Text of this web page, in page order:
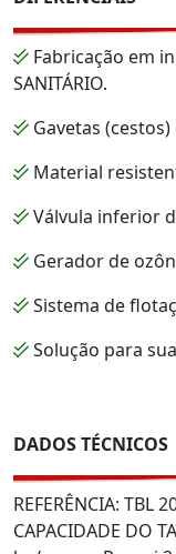
Fabricação em
SANITÁRIO.
Gavetas
Material
Válvula inferior
Gerador de
Sistema de
Solução para
DADOS TÉCNICOS
REFERÊNCIA: TBL
CAPACIDADE DO